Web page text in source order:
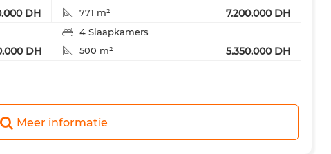
DH
771 m²
7.200.000 DH
DH
4 Slaapkamers
500 m²
5.350.000 DH
DH
Meer informatie